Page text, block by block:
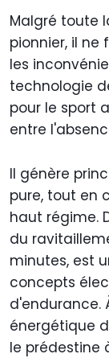
Malgré toute
pionnier, il
les
technologie
pour le sport
entre
Il génère
pure, tout en
haut régime.
du
minutes, est
concepts
d'endurance.
énergétique
le prédestine